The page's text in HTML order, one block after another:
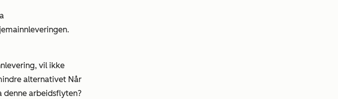
vil ikke
alternativet Når
arbeidsflyten?